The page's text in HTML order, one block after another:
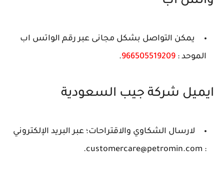
يمكن التواصل بشكل مجانى عبر رقم الواتس اب
الموحد : 966505519209
.
ايميل شركة جيب السعودية
لارسال الشكاوي والاقتراحات؛ عبر البريد الإلكتروني
: customercare@petromin.com.